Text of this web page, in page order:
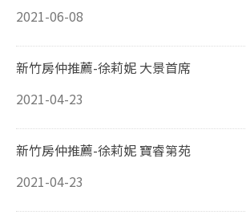
2021-06-08
新竹房仲推薦-徐莉妮 大景首席
2021-04-23
新竹房仲推薦-徐莉妮 寶睿第苑
2021-04-23